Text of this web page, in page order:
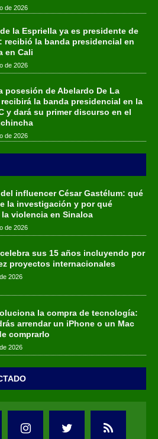
de 2026
la Espriella ya es presidente de
recibió la banda presidencial en
en Cali
de 2026
posesión de Abelardo De La
la banda presidencial en la
y dará su primer discurso en el
de 2026
influencer César Gastélum: qué
la investigación y por qué
violencia en Sinaloa
de 2026
celebra sus 15 años incluyendo por
proyectos internacionales
2026
la compra de tecnología:
arrendar un iPhone o un Mac
comprarlo
2026